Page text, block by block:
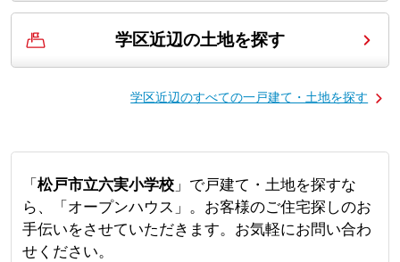
学区近辺の土地を探す
学区近辺のすべての一戸建て・土地を探す
「 松戸市立六実小学校」で戸建て・土地を探すな
ら、「オープンハウス」。お客様のご住宅探しのお
手伝いをさせていただきます。お気軽にお問い合わ
せください。